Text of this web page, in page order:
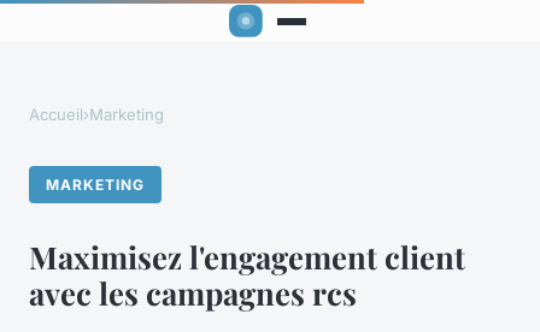
Accueil›Marketing
MARKETING
Maximisez l'engagement client
avec les campagnes rcs